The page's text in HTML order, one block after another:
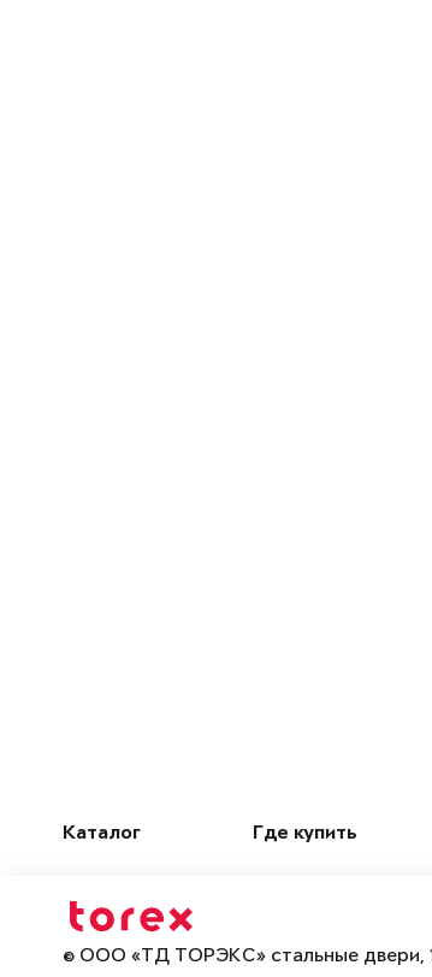
Каталог Где купить
© ООО «ТД ТОРЭКС» стальные двери,